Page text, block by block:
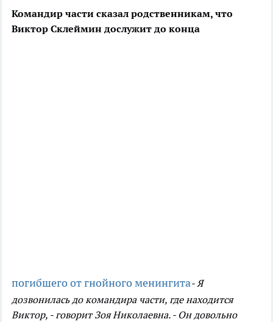
Командир части сказал родственникам, что
Виктор Склеймин дослужит до конца
погибшего от гнойного менингита- Я
дозвонилась до командира части, где находится
Виктор, - говорит Зоя Николаевна. - Он довольно